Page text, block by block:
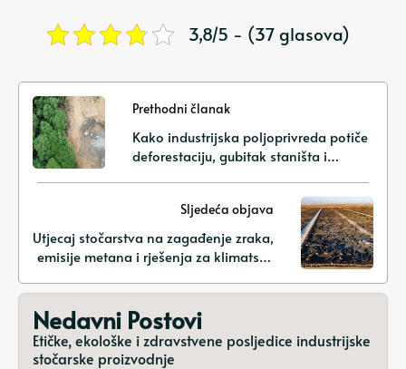
3,8/5 - (37 glasova)
Prethodni članak
Kako industrijska poljoprivreda potiče
deforestaciju, gubitak staništa i
Sljedeća objava
Utjecaj stočarstva na zagađenje zraka,
emisije metana i rješenja za klimatske
Nedavni Postovi
Etičke, ekološke i zdravstvene posljedice industrijske
stočarske proizvodnje